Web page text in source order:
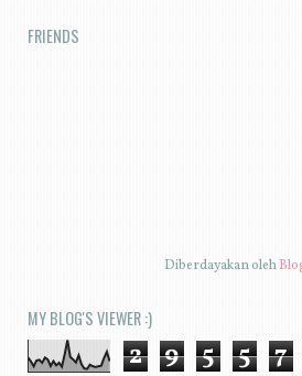
FRIENDS
Diberdayakan oleh
MY BLOG'S VIEWER :)
2 9 5 5 7